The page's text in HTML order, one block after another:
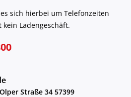
sich hierbei um Telefonzeiten
Ladengeschäft.
Straße 34 57399